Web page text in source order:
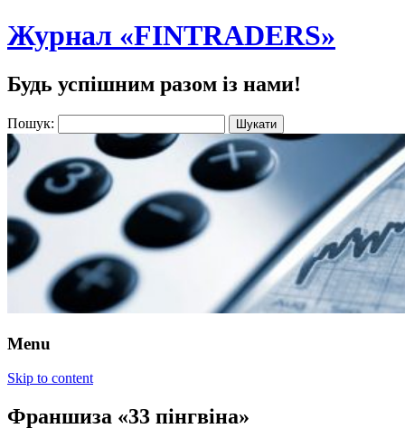
Журнал «FINTRADERS»
Будь успішним разом із нами!
Пошук:
Menu
Skip to content
Франшиза «33 пінгвіна»